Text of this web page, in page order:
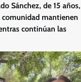
Sánchez, de 15 años,
comunidad mantienen
continúan las